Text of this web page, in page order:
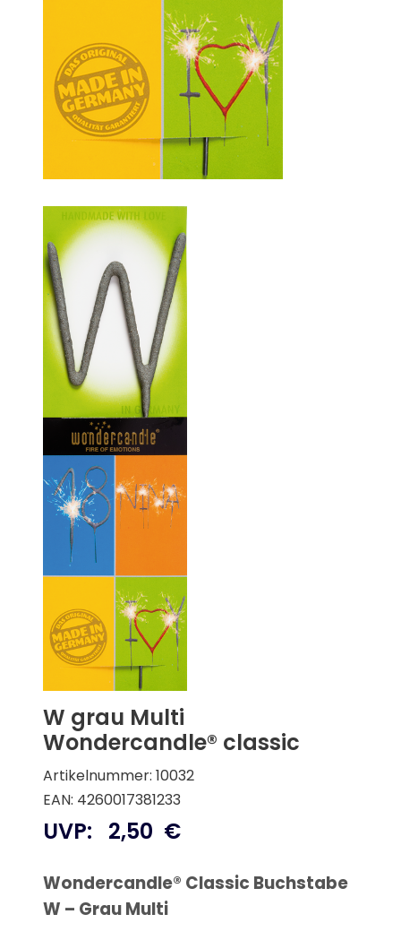
W grau Multi
Wondercandle® classic
Artikelnummer: 10032
EAN: 4260017381233
UVP: 2,50 €
Wondercandle® Classic Buchstabe
W – Grau Multi